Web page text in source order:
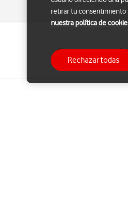
Algunas apps siguen
para que actualice
retirar tu consentimiento
nuestra política de
Rechazar todas